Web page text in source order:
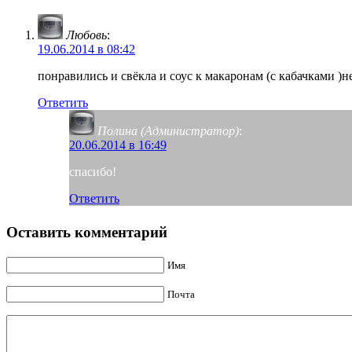
Любовь:
19.06.2014 в 08:42
понравились и свёкла и соус к макаронам (с кабачками
Ответить
Полина (Администратор):
20.06.2014 в 16:49
спасибо!
Ответить
Оставить комментарий
Имя
Почта